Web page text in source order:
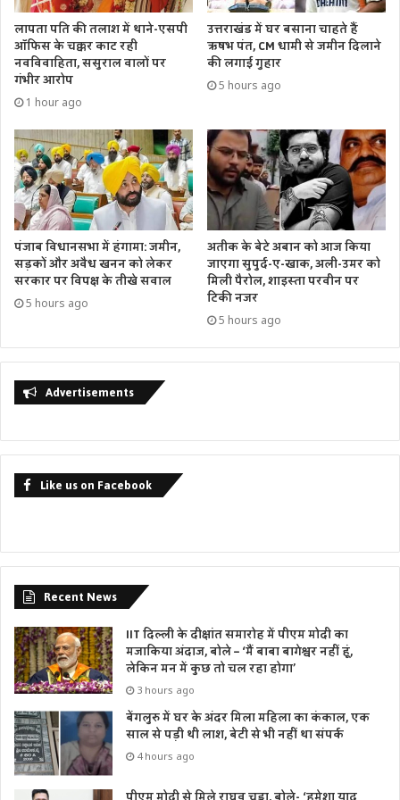
ऑक्सीजन जेनरेटर के जरिए 15 फीसदी ऑक्सीजन की 3300 बेडों पर
आपूर्ति हो रही है। ग्रामीण और शहरी क्षेत्रों से सटे हर जिले में एक-एक
सामुदायिक स्वास्थ्य केंद्र या जिला अस्पताल में ऑक्सीजन जेनरेटर्स
लगाए जा रहे हैं।
सोमवार से प्रदेश में खुलेंगे मल्टीप्लेक्स सिनेमाहॉल, जिम और स्पोर्ट
स्टेडियम
प्रदेश में कोरोना संक्रमण से बेहतर होते हालातों के बीच पांच जुलाई से
मल्टीप्लेक्स सिनेमाहॉल, जिम और स्पोर्ट स्टेडियम को कोविड प्रोटोकॉल के
अनुपालन के साथ संचालित होंगे। बता दें कि कोरोना की संभावित
तीसरी लहर को ध्यान में रखते हुए सीएम ने आला अधिकारियों को
अस्पतालों में बाइपैक मशीन, पीडियाट्रिक आईसीयू, मोबाइल एक्सरे
मशीन सहित सभी जरूरी उपकरणों की उपलब्धता सुनिश्चित करने के
पर नियुक्ति की प्रक्रिया को भी पूरे करने के निर्देश दिए हैं।
लापता पति की तलाश में थाने-एसपी
ऑफिस के चक्कर काट रही
नवविवाहिता, ससुराल वालों पर
गंभीर आरोप
1 hour ago
उत्तराखंड में घर बसाना चाहते हैं
ऋषभ पंत, CM धामी से जमीन दिलाने
की लगाई गुहार
5 hours ago
पंजाब विधानसभा में हंगामा: जमीन,
सड़कों और अवैध खनन को लेकर
सरकार पर विपक्ष के तीखे सवाल
5 hours ago
अतीक के बेटे अबान को आज किया
जाएगा सुपुर्द-ए-खाक, अली-उमर को
मिली पैरोल, शाइस्ता परवीन पर
टिकी नजर
5 hours ago
Advertisements
Like us on Facebook
Recent News
IIT दिल्ली के दीक्षांत समारोह में पीएम मोदी का
मजाकिया अंदाज, बोले – ‘मैं बाबा बागेश्वर नहीं हूं,
लेकिन मन में कुछ तो चल रहा होगा’
3 hours ago
बेंगलुरु में घर के अंदर मिला महिला का कंकाल, एक
साल से पड़ी थी लाश, बेटी से भी नहीं था संपर्क
4 hours ago